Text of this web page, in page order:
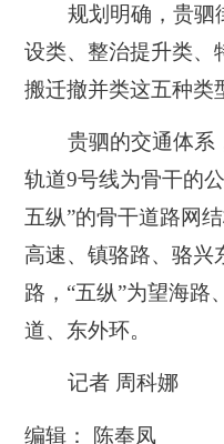
规划明确，贵驷
设类、整治提升类、
搬迁撤并类这五种类
贵驷的交通体系
轨道9号线为骨干的
五纵”的骨干道路网
高速、镇骆路、骆兴
路，“五纵”为望海路
道、东外环。
记者 周科娜
编辑： 陈奉凤